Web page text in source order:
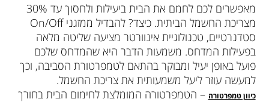
מאפשרים לכם לחמם את הבית ביעילות ולחסוך עד 30%
מצריכת החשמל הביתית. כיצד? להבדיל ממזגני On/Off
סטדנרטיים, טכנולוגיית אינוורטר מציעה שליטה מלאה
בפעילות המדחס. משמעות הדבר היא שהמדחס שלכם
פועל באופן יעיל ומבוקר בהתאם לטמפרטורת הסביבה, וכך
למעשה עוזר ליעל משמעותית את צריכת החשמל.
כיוון טמפרטורה – הטמפרטורה המומלצת לחימום הבית בחורך